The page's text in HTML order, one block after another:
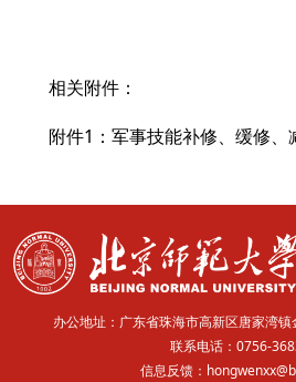
相关附件：
附件1： 军事技能补修、缓修、
办公地址：广东省珠海市高新区唐家湾
联系电话：0756-
信息反馈：